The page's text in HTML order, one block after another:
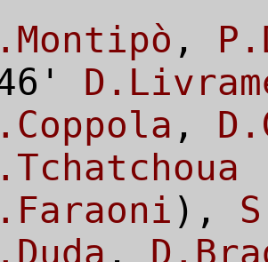
,
,
),
,